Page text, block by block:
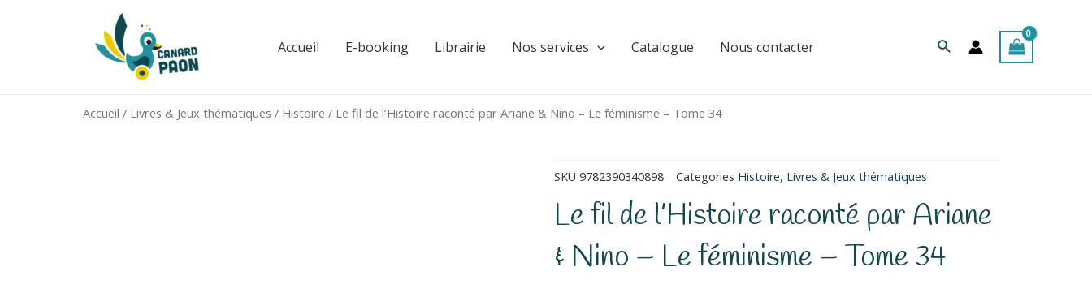
Accueil E-booking Librairie Nos services Catalogue Nous contacter Rechercher
Accueil / Livres & Jeux thématiques / Histoire / Le fil de l’Histoire raconté par Ariane & Nino – Le féminisme – Tome 34
SKU 9782390340898 Categories Histoire, Livres & Jeux thématiques
Le fil de l’Histoire raconté par Ariane
& Nino – Le féminisme – Tome 34